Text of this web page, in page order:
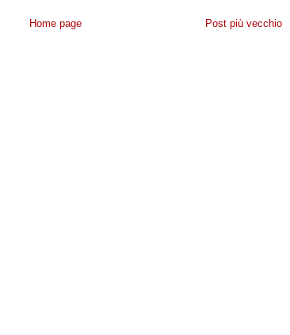
Post più vecchio
Home page